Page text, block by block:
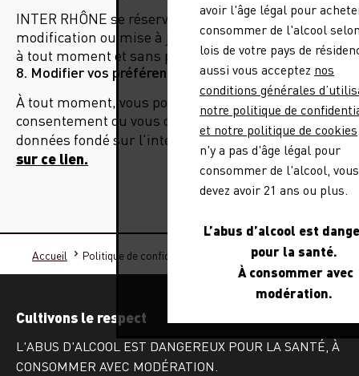
INTER RHÔNE se réserve le droit d’apporter toute
modification ou mise à jour à la présente Politique
à tout moment et sans préavis.
8. Modifier vos préférences de cookies
À tout moment, vous pouvez retirer votre
consentement ou vous opposer au traitement des
données fondé sur l'intérêt légitimeen cliquant
sur ce lien.
Accueil Politique de confidentialité
Cultivons le respect
L'ABUS D'ALCOOL EST DANGEREUX POUR LA SANTÉ, À
CONSOMMER AVEC MODÉRATION.
avoir l'âge légal pour
consommer de l'alcool
lois de votre pays de
aussi vous acceptez nos
conditions générales
notre politique de
et notre politique de cookies
n'y a pas d'âge légal pour
consommer de l'alcool, vous
devez avoir 21 ans ou plus.
L’abus d’alcool est
pour la santé.
À consommer avec
modération.